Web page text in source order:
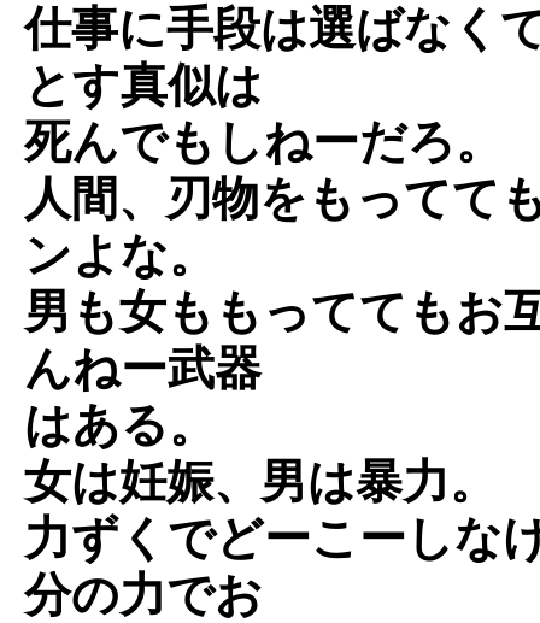
仕事に手段は選ばなく
とす真似は
死んでもしねーだろ。
人間、刃物をもってて
ンよな。
男も女ももっててもお
んねー武器
はある。
女は妊娠、男は暴力。
力ずくでどーこーしな
分の力でお